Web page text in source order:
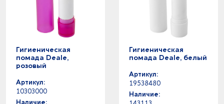
Гигиеническая
помада Deale,
розовый
Артикул:
10303000
Наличие:
Гигиеническая
помада Deale, белый
Артикул:
19538480
Наличие: